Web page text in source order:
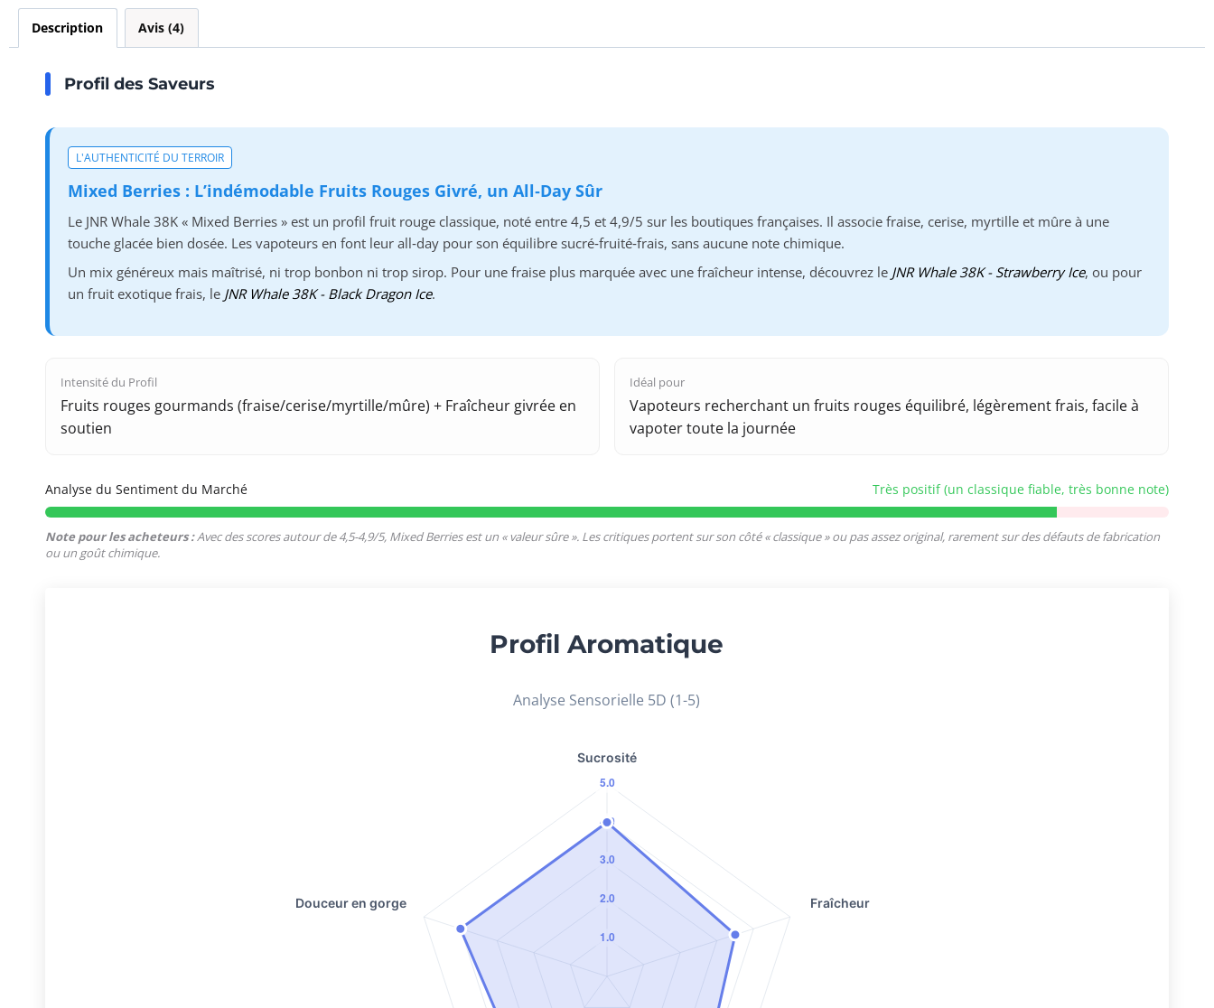
Description Avis (4)
Profil des Saveurs
L'AUTHENTICITÉ DU TERROIR
Mixed Berries : L’indémodable Fruits Rouges Givré, un All‑Day Sûr
Le JNR Whale 38K « Mixed Berries » est un profil fruit rouge classique, noté entre 4,5 et 4,9/5 sur les boutiques françaises. Il associe fraise, cerise, myrtille et mûre à une
touche glacée bien dosée. Les vapoteurs en font leur all‑day pour son équilibre sucré‑fruité‑frais, sans aucune note chimique.
Un mix généreux mais maîtrisé, ni trop bonbon ni trop sirop. Pour une fraise plus marquée avec une fraîcheur intense, découvrez le JNR Whale 38K - Strawberry Ice, ou pour
un fruit exotique frais, le JNR Whale 38K - Black Dragon Ice.
Intensité du Profil
Fruits rouges gourmands (fraise/cerise/myrtille/mûre) + Fraîcheur givrée en
soutien
Idéal pour
Vapoteurs recherchant un fruits rouges équilibré, légèrement frais, facile à
vapoter toute la journée
Analyse du Sentiment du Marché Très positif (un classique fiable, très bonne note)
Note pour les acheteurs :Avec des scores autour de 4,5-4,9/5, Mixed Berries est un « valeur sûre ». Les critiques portent sur son côté « classique » ou pas assez original, rarement sur des défauts de fabrication
ou un goût chimique.
Profil Aromatique
Analyse Sensorielle 5D (1-5)